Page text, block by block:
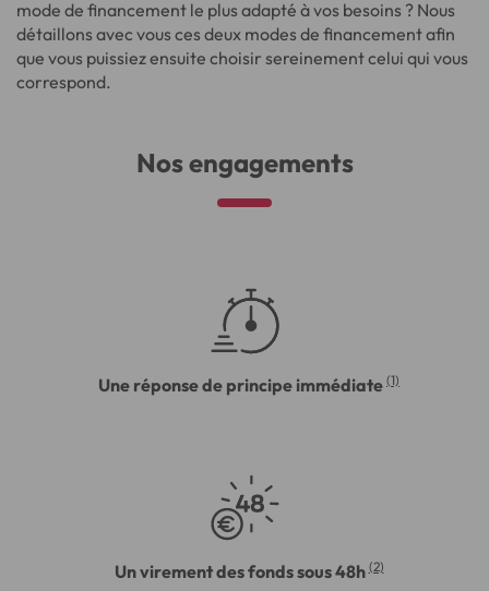
mode de financement le plus adapté à vos besoins ? Nous
détaillons avec vous ces deux modes de financement afin
que vous puissiez ensuite choisir sereinement celui qui vous
correspond.
Nos engagements
Une réponse de principe immédiate (1)
Un virement des fonds sous 48h (2)